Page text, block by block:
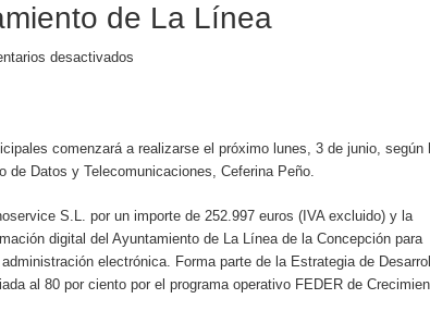
de La Línea
desactivados
comenzará a realizarse el próximo lunes, 3 de junio, según
Datos y Telecomunicaciones, Ceferina Peño.
S.L. por un importe de 252.997 euros (IVA excluido) y la
digital del Ayuntamiento de La Línea de la Concepción para
electrónica. Forma parte de la Estrategia de
al 80 por ciento por el programa operativo FEDER de